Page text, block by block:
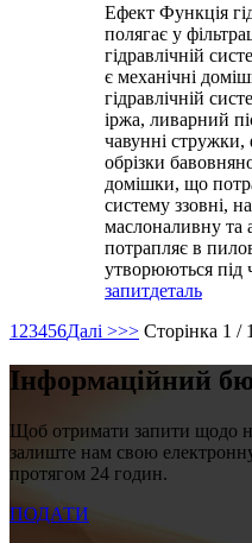
Ефект Функція
полягає у
гідравлічній
є механічні
гідравлічній
іржа, ливарний
чавунні стружки,
обрізки
домішки, що
систему ззовні,
маслоналивну та
потрапляє в
утворюються під
запитдеталь
1 23456Далі >>> Сторінка 1 /
Інформаційний
Щоб отримати запити щодо
залиште нам свою
протягом 24 годин.
ПОДАТИ